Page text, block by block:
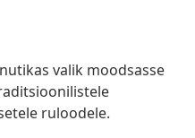
valik moodsasse
ruloodele.